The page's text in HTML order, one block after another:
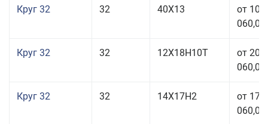
Круг 32 32 40Х13
от 101
060,00
Круг 32 32 12Х18Н10Т
от 208
060,00
Круг 32 32 14Х17Н2
от 177
060,00